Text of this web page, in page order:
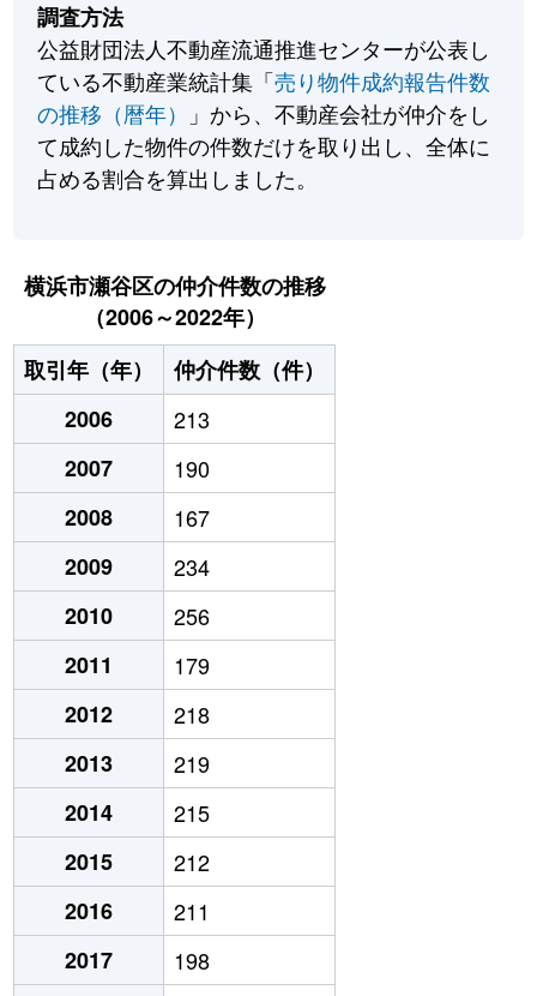
調査方法
公益財団法人不動産流通推進センターが公表し
ている不動産業統計集「売り物件成約報告件数
の推移（暦年）
」から、不動産会社が仲介をし
て成約した物件の件数だけを取り出し、全体に
占める割合を算出しました。
横浜市瀬谷区の仲介件数の推移
（2006～2022年）
取引年（年）
仲介件数（件）
2006
213
2007
190
2008
167
2009
234
2010
256
2011
179
2012
218
2013
219
2014
215
2015
212
2016
211
2017
198